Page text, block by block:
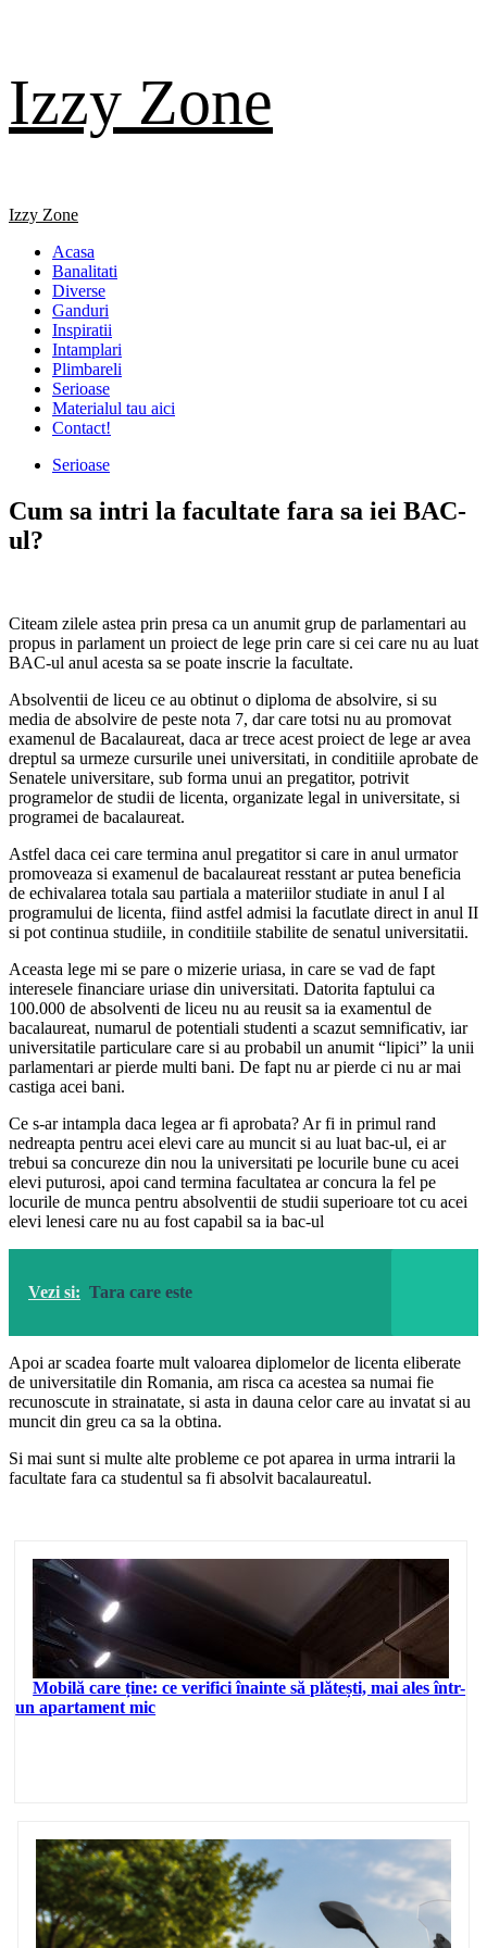
content
Izzy Zone
Primary
Izzy Zone
Acasa
Banalitati
Diverse
Ganduri
Inspiratii
Intamplari
Plimbareli
Serioase
Materialul tau aici
Contact!
Serioase
Cum sa intri la facultate fara sa iei BAC-
ul?
Citeam zilele astea prin presa ca un anumit grup de parlamentari au
propus in parlament un proiect de lege prin care si cei care nu au luat
BAC-ul anul acesta sa se poate inscrie la facultate.
Absolventii de liceu ce au obtinut o diploma de absolvire, si su
media de absolvire de peste nota 7, dar care totsi nu au promovat
examenul de Bacalaureat, daca ar trece acest proiect de lege ar avea
dreptul sa urmeze cursurile unei universitati, in conditiile aprobate de
Senatele universitare, sub forma unui an pregatitor, potrivit
programelor de studii de licenta, organizate legal in universitate, si
programei de bacalaureat.
Astfel daca cei care termina anul pregatitor si care in anul urmator
promoveaza si examenul de bacalaureat resstant ar putea beneficia
de echivalarea totala sau partiala a materiilor studiate in anul I al
programului de licenta, fiind astfel admisi la facutlate direct in anul II
si pot continua studiile, in conditiile stabilite de senatul universitatii.
Aceasta lege mi se pare o mizerie uriasa, in care se vad de fapt
interesele financiare uriase din universitati. Datorita faptului ca
100.000 de absolventi de liceu nu au reusit sa ia examentul de
bacalaureat, numarul de potentiali studenti a scazut semnificativ, iar
universitatile particulare care si au probabil un anumit “lipici” la unii
parlamentari ar pierde multi bani. De fapt nu ar pierde ci nu ar mai
castiga acei bani.
Ce s-ar intampla daca legea ar fi aprobata? Ar fi in primul rand
nedreapta pentru acei elevi care au muncit si au luat bac-ul, ei ar
trebui sa concureze din nou la universitati pe locurile bune cu acei
elevi puturosi, apoi cand termina facultatea ar concura la fel pe
locurile de munca pentru absolventii de studii superioare tot cu acei
elevi lenesi care nu au fost capabil sa ia bac-ul
Vezi si: Tara care este
Apoi ar scadea foarte mult valoarea diplomelor de licenta eliberate
de universitatile din Romania, am risca ca acestea sa numai fie
recunoscute in strainatate, si asta in dauna celor care au invatat si au
muncit din greu ca sa la obtina.
Si mai sunt si multe alte probleme ce pot aparea in urma intrarii la
facultate fara ca studentul sa fi absolvit bacalaureatul.
Mobilă care ține: ce verifici înainte să plătești, mai ales într-
un apartament mic